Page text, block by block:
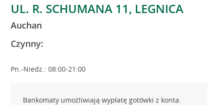
UL. R. SCHUMANA 11, LEGNICA
Auchan
Czynny:
Pn.-Niedz.: 08:00-21:00
Bankomaty umożliwiają wypłatę gotówki z konta.